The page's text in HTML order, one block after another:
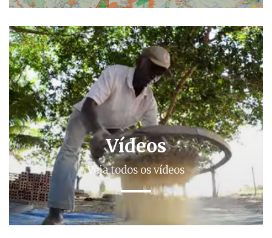
Vídeos
Veja todos os vídeos